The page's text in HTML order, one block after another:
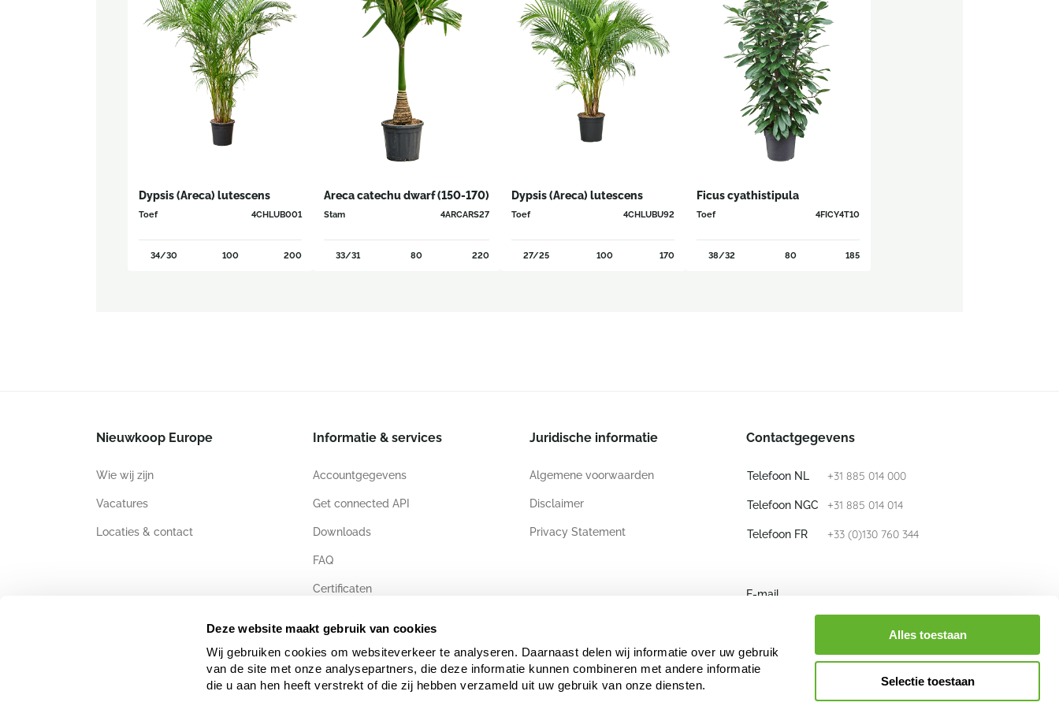
Deze website maakt gebruik van cookies
Wij gebruiken cookies om websiteverkeer te analyseren. Daarnaast delen wij informatie over uw gebruik
van de site met onze analysepartners, die deze informatie kunnen combineren met andere informatie
die u aan hen heeft verstrekt of die zij hebben verzameld uit uw gebruik van onze diensten.
Alles toestaan
Selectie toestaan
Dypsis (Areca) lutescens
Toef 4CHLUB001
34/30 100 200
Areca catechu dwarf (150-170)
Stam 4ARCARS27
33/31 80 220
Dypsis (Areca) lutescens
Toef 4CHLUBU92
27/25 100 170
Ficus cyathistipula
Toef 4FICY4T10
38/32 80 185
Nieuwkoop Europe
Wie wij zijn
Vacatures
Locaties & contact
Informatie & services
Accountgegevens
Get connected API
Downloads
FAQ
Certificaten
Juridische informatie
Algemene voorwaarden
Disclaimer
Privacy Statement
Contactgegevens
Telefoon NL +31 885 014 000
Telefoon NGC +31 885 014 014
Telefoon FR +33 (0)130 760 344
E-mail
info@nieuwkoop-europe.com
Volg ons